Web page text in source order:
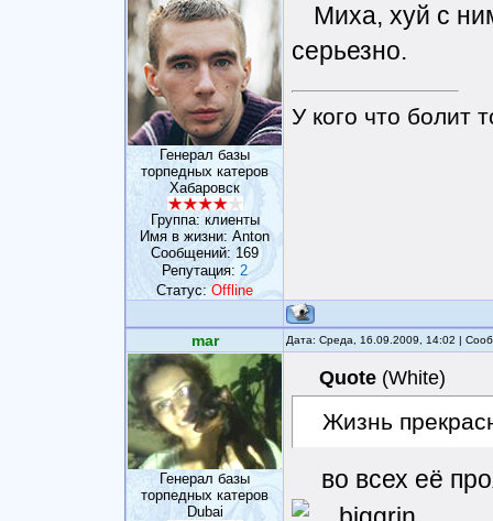
Генерал базы
торпедных катеров
Хабаровск
Группа: клиенты
Имя в жизни: Anton
Сообщений: 169
Репутация: 2
Статус:Offline
Миха, хуй с
серьезно.
У кого что болит
mar Дата: Среда, 16.09.2009, 14:02 |
Генерал базы
торпедных катеров
Dubai
Quote (White)
Жизнь
во всех её